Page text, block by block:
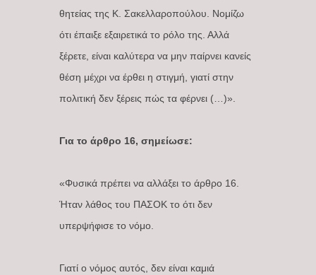
θητείας της Κ. Σακελλαροπούλου. Νομίζω
ότι έπαιξε εξαιρετικά το ρόλο της. Αλλά
ξέρετε, είναι καλύτερα να μην παίρνει κανείς
θέση μέχρι να έρθει η στιγμή, γιατί στην
πολιτική δεν ξέρεις πώς τα φέρνει (…)».
Για το άρθρο 16, σημείωσε:
«Φυσικά πρέπει να αλλάξει το άρθρο 16.
Ήταν λάθος του ΠΑΣΟΚ το ότι δεν
υπερψήφισε το νόμο.
Γιατί ο νόμος αυτός, δεν είναι καμιά